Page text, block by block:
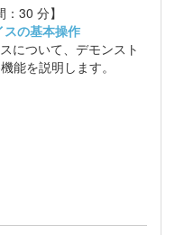
30 分】
の基本操作
について、デモンスト
能を説明します。